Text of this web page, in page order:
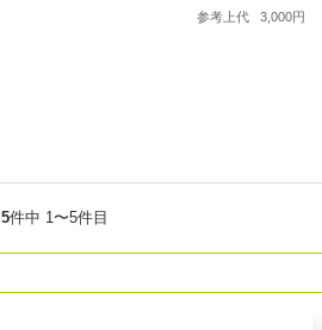
参考上代 3,000円
5件中 1〜5件目